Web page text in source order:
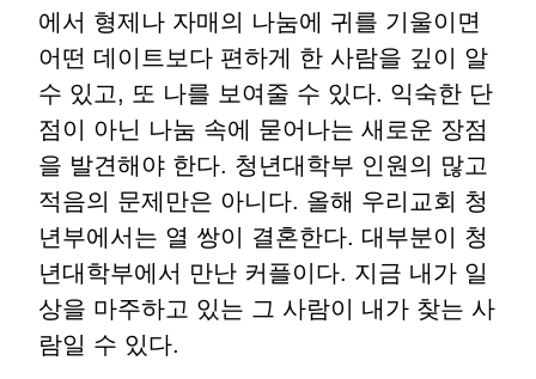
에서 형제나 자매의 나눔에 귀를 기울이면
어떤 데이트보다 편하게 한 사람을 깊이 알
수 있고, 또 나를 보여줄 수 있다. 익숙한 단
점이 아닌 나눔 속에 묻어나는 새로운 장점
을 발견해야 한다. 청년대학부 인원의 많고
적음의 문제만은 아니다. 올해 우리교회 청
년부에서는 열 쌍이 결혼한다. 대부분이 청
년대학부에서 만난 커플이다. 지금 내가 일
상을 마주하고 있는 그 사람이 내가 찾는 사
람일 수 있다.